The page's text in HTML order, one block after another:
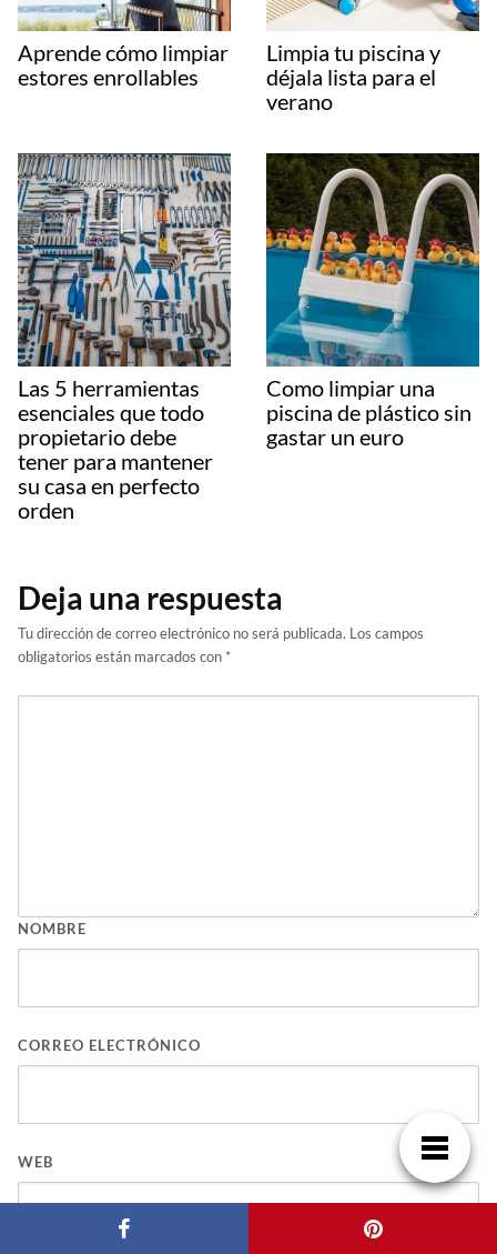
Aprende cómo limpiar
estores enrollables
Limpia tu piscina y
déjala lista para el
verano
Las 5 herramientas
esenciales que todo
propietario debe
tener para mantener
su casa en perfecto
orden
Como limpiar una
piscina de plástico sin
gastar un euro
Deja una respuesta
Tu dirección de correo electrónico no será publicada. Los campos
obligatorios están marcados con *
NOMBRE
CORREO ELECTRÓNICO
WEB